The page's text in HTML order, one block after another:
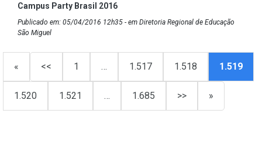
Campus Party Brasil 2016
Publicado em: 05/04/2016 12h35 - em Diretoria Regional de Educação
São Miguel
« << 1 … 1.517 1.518 1.519
1.520 1.521 … 1.685 >> »